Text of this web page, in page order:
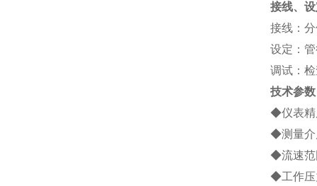
接线、
接线：
设定：
调试：
技术参数
◆仪表精
◆测量介
◆流速范
◆工作压